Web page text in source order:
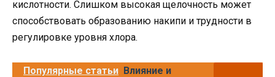
кислотности. Слишком высокая щелочность может
способствовать образованию накипи и трудности в
регулировке уровня хлора.
Популярные статьи Влияние и